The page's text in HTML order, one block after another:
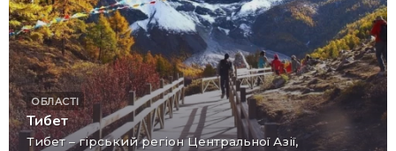
ОБЛАСТІ
Тибет
Тибет – гірський регіон Центральної Азії,